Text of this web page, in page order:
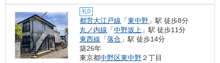
礼0
都営大江戸線 「東中野 」駅 徒歩8分
丸ノ内線 「中野坂上 」駅 徒歩11分
東西線 「落合 」駅 徒歩14分
築26年
東京都中野区東中野２丁目